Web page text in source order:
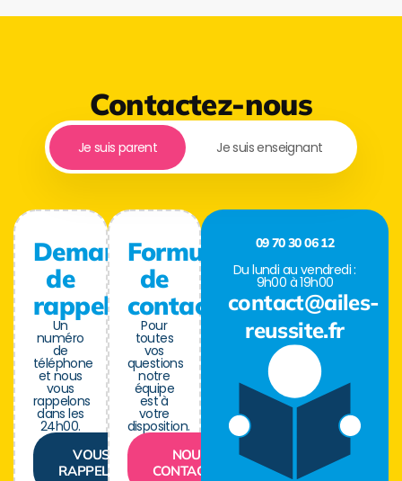
Contactez-nous
Je suis parent Je suis enseignant
Demande
de
rappel
Un
numéro
de
téléphone
et nous
vous
rappelons
dans les
24h00.
VOUS
RAPPELER
Formulaire
de
contact
Pour
toutes
vos
questions
notre
équipe
est à
votre
disposition.
NOUS
CONTACTER
09 70 30 06 12
Du lundi au vendredi :
9h00 à 19h00
contact@ailes-
reussite.fr